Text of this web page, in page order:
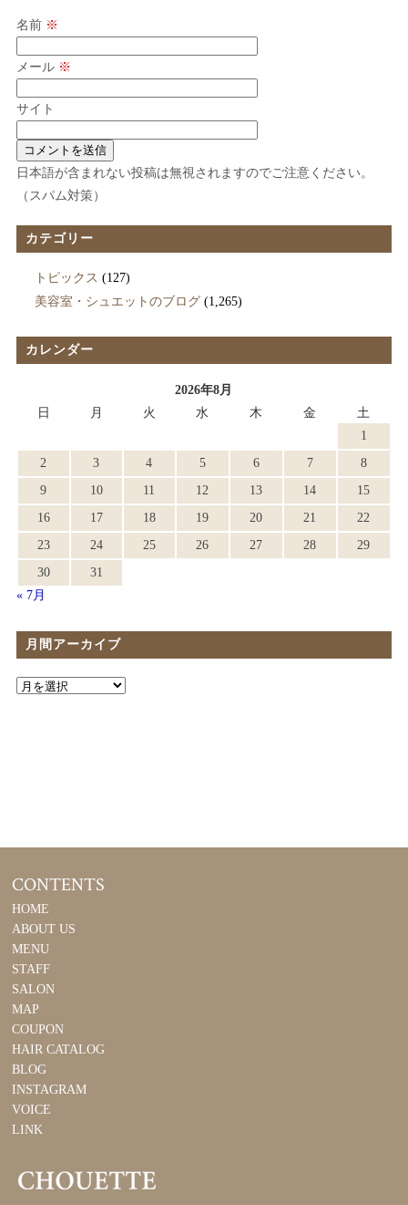
名前 ※
メール ※
サイト
日本語が含まれない投稿は無視されますのでご注意ください。
（スパム対策）
カテゴリー
トピックス (127)
美容室・シュエットのブログ(1,265)
カレンダー
2026年8月
日
月 火 水 木 金
土
1
2
3 4 5 6 7
8
9
10 11 12 13 14
15
16
17 18 19 20 21
22
23
24 25 26 27 28
29
30
31
« 7月
月間アーカイブ
CONTENTS
HOME
ABOUT US
MENU
STAFF
SALON
MAP
COUPON
HAIR CATALOG
BLOG
INSTAGRAM
VOICE
LINK